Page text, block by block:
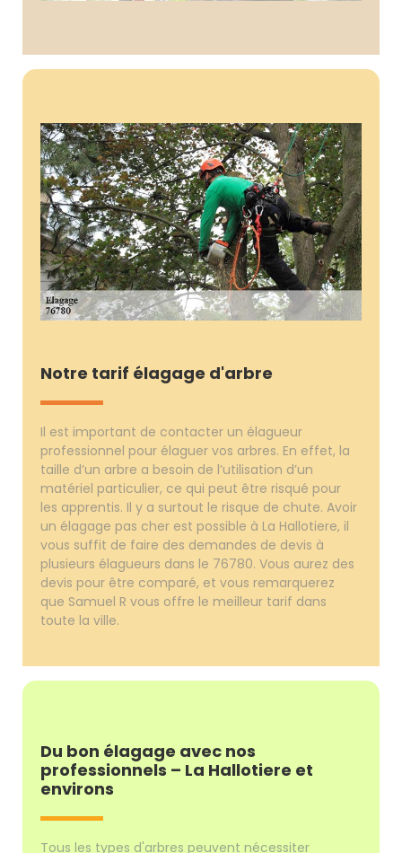
Notre tarif élagage d'arbre
Il est important de contacter un élagueur
professionnel pour élaguer vos arbres. En effet, la
taille d’un arbre a besoin de l’utilisation d’un
matériel particulier, ce qui peut être risqué pour
les apprentis. Il y a surtout le risque de chute. Avoir
un élagage pas cher est possible à La Hallotiere, il
vous suffit de faire des demandes de devis à
plusieurs élagueurs dans le 76780. Vous aurez des
devis pour être comparé, et vous remarquerez
que Samuel R vous offre le meilleur tarif dans
toute la ville.
Du bon élagage avec nos
professionnels – La Hallotiere et
environs
Tous les types d'arbres peuvent nécessiter